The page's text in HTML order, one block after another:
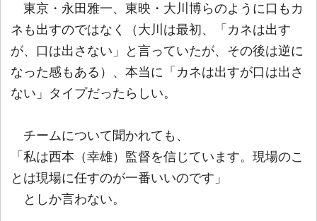
東京・永田雅一、東映・大川博らのように口もカ
ネも出すのではなく（大川は最初、「カネは出す
が、口は出さない」と言っていたが、その後は逆に
なった感もある）、本当に「カネは出すが口は出さ
ない」タイプだったらしい。
チームについて聞かれても、
「私は西本（幸雄）監督を信じています。現場のこ
とは現場に任すのが一番いいのです」
としか言わない。